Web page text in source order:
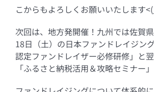
こからもよろしくお願いいたします
次回は、地方発開催！九州では佐賀
18日（土）の日本ファンドレイジン
認定ファンドレイザー必修研修」と
「ふるさと納税活用＆攻略セミナー